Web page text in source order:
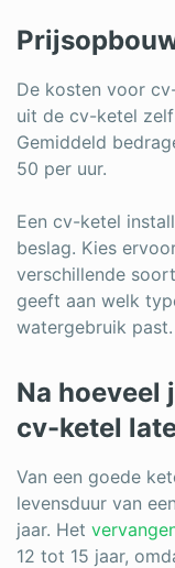
De kosten voor
uit de cv-ketel
Gemiddeld
50 per uur.
Een cv-ketel
beslag. Kies
verschillende
geeft aan welk
watergebruik past.
Na hoeveel
cv-ketel
Van een goede
levensduur van
jaar. Het
12 tot 15 jaar,